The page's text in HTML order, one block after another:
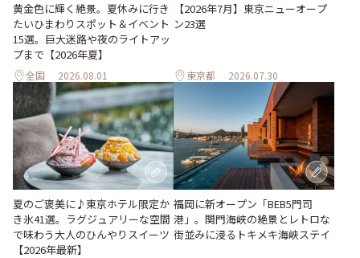
黄金色に輝く絶景。夏休みに行き
たいひまわりスポット＆イベント
15選。巨大迷路や夜のライトアッ
プまで【2026年夏】
全国 2026.08.01
【2026年7月】東京ニューオープ
ン23選
東京都 2026.07.30
夏のご褒美に♪東京ホテル限定か
き氷41選。ラグジュアリーな空間
で味わう大人のひんやりスイーツ
【2026年最新】
福岡に新オープン「BEB5門司
港」。関門海峡の絶景とレトロな
街並みに浸るトキメキ海峡ステイ